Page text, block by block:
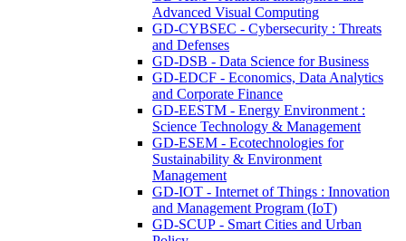
Advanced Visual Computing
GD-CYBSEC - Cybersecurity : Threats
and Defenses
GD-DSB - Data Science for Business
GD-EDCF - Economics, Data Analytics
and Corporate Finance
GD-EESTM - Energy Environment :
Science Technology & Management
GD-ESEM - Ecotechnologies for
Sustainability & Environment
Management
GD-IOT - Internet of Things : Innovation
and Management Program (IoT)
GD-SCUP - Smart Cities and Urban